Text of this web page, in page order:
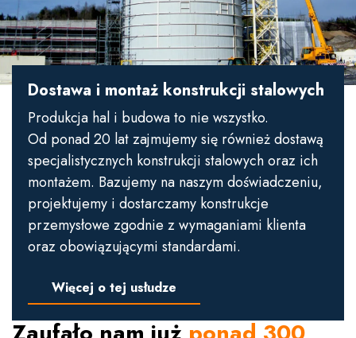
Dostawa i montaż konstrukcji stalowych
Produkcja hal i budowa to nie wszystko.
Od ponad 20 lat zajmujemy się również dostawą
specjalistycznych konstrukcji stalowych oraz ich
montażem. Bazujemy na naszym doświadczeniu,
projektujemy i dostarczamy konstrukcje
przemysłowe zgodnie z wymaganiami klienta
oraz obowiązującymi standardami.
Więcej o tej usłudze